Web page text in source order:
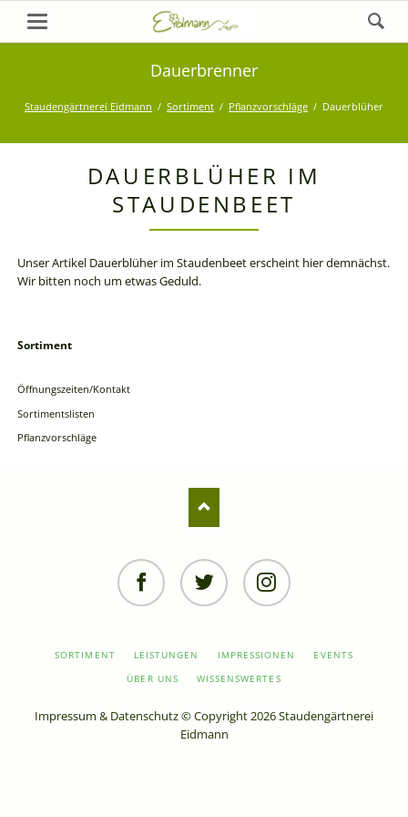
Dauerbrenner
Staudengärtnerei Eidmann Sortiment Pflanzvorschläge Dauerblüher
DAUERBLÜHER IM
STAUDENBEET
Unser Artikel Dauerblüher im Staudenbeet erscheint hier demnächst.
Wir bitten noch um etwas Geduld.
Sortiment
überspringen
Öffnungszeiten/Kontakt
Sortimentslisten
Pflanzvorschläge
SORTIMENT LEISTUNGEN IMPRESSIONEN
EVENTS
ÜBER UNS
WISSENSWERTES
Impressum & Datenschutz© Copyright 2026 Staudengärtnerei
Eidmann